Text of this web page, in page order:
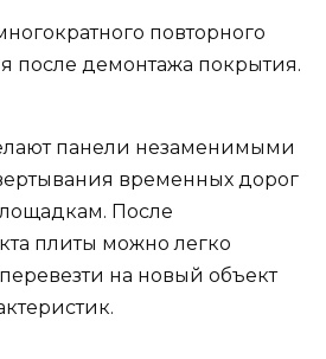
повторного
после демонтажа покрытия.
панели незаменимыми
временных дорог
После
плиты можно легко
на новый объект